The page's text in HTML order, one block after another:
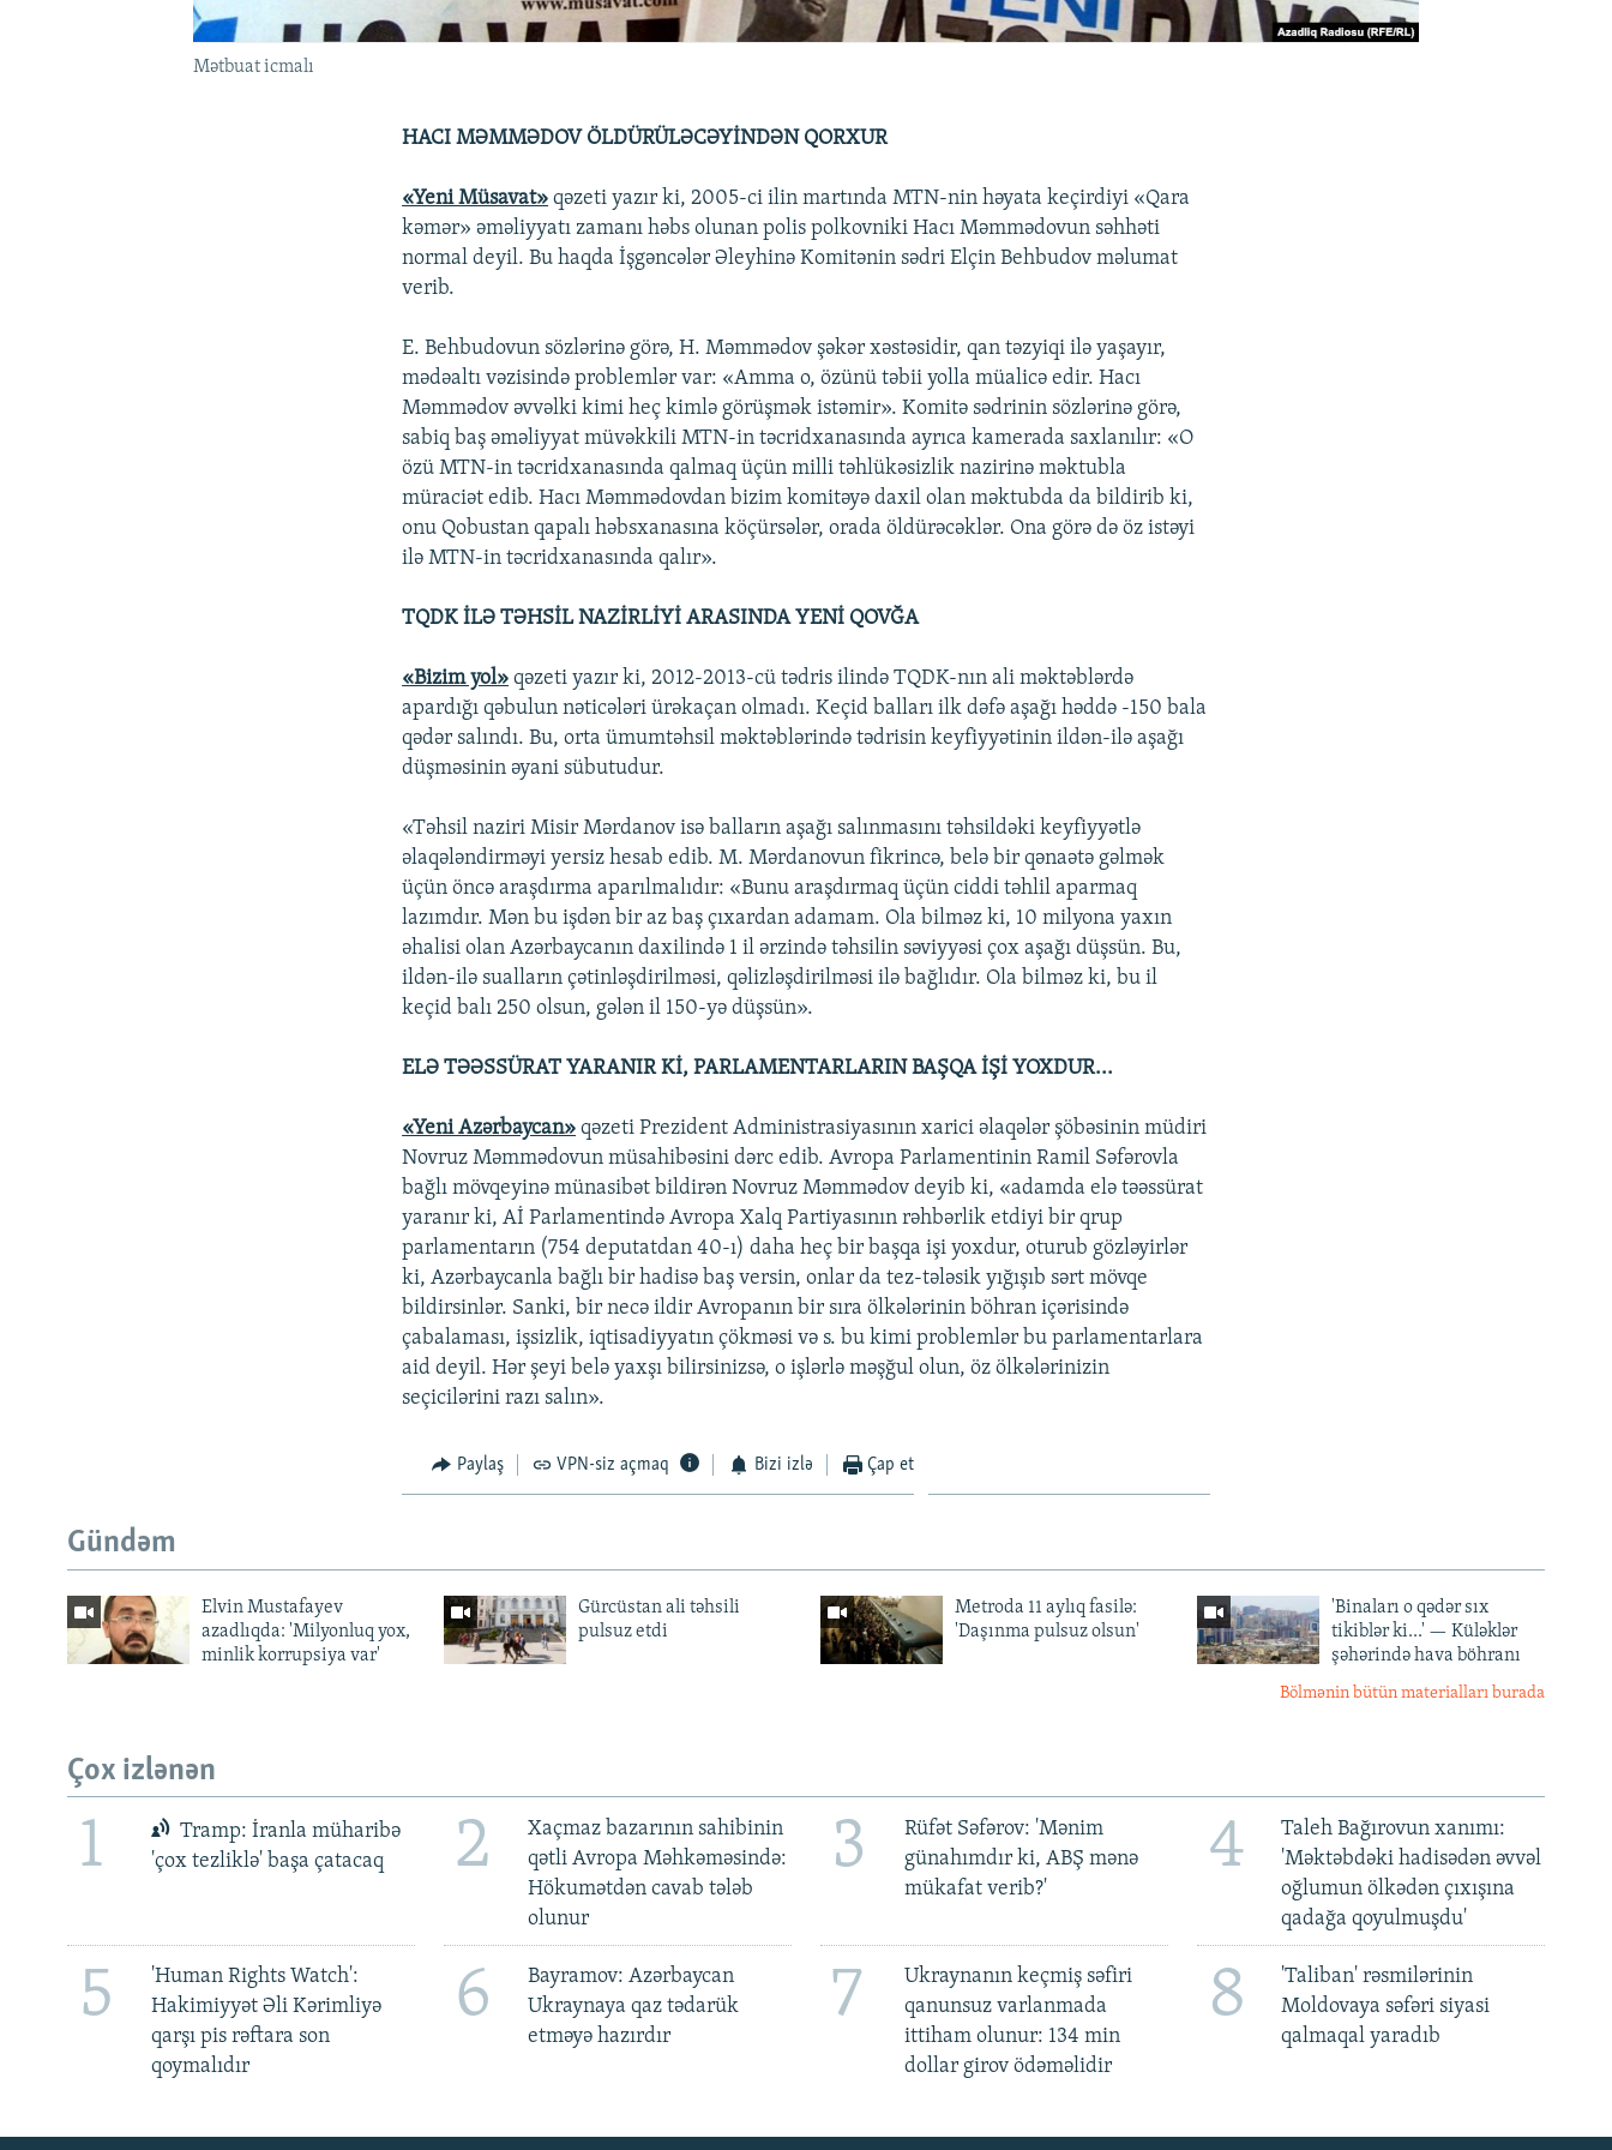
Mətbuat icmalı
HACI MƏMMƏDOV ÖLDÜRÜLƏCƏYİNDƏN QORXUR
«Yeni Müsavat» qəzeti yazır ki, 2005-ci ilin martında MTN-nin həyata keçirdiyi «Qara
kəmər» əməliyyatı zamanı həbs olunan polis polkovniki Hacı Məmmədovun səhhəti
normal deyil. Bu haqda İşgəncələr Əleyhinə Komitənin sədri Elçin Behbudov məlumat
verib.
E. Behbudovun sözlərinə görə, H. Məmmədov şəkər xəstəsidir, qan təzyiqi ilə yaşayır,
mədəaltı vəzisində problemlər var: «Amma o, özünü təbii yolla müalicə edir. Hacı
Məmmədov əvvəlki kimi heç kimlə görüşmək istəmir». Komitə sədrinin sözlərinə görə,
sabiq baş əməliyyat müvəkkili MTN-in təcridxanasında ayrıca kamerada saxlanılır: «O
özü MTN-in təcridxanasında qalmaq üçün milli təhlükəsizlik nazirinə məktubla
müraciət edib. Hacı Məmmədovdan bizim komitəyə daxil olan məktubda da bildirib ki,
onu Qobustan qapalı həbsxanasına köçürsələr, orada öldürəcəklər. Ona görə də öz istəyi
ilə MTN-in təcridxanasında qalır».
TQDK İLƏ TƏHSİL NAZİRLİYİ ARASINDA YENİ QOVĞA
«Bizim yol» qəzeti yazır ki, 2012-2013-cü tədris ilində TQDK-nın ali məktəblərdə
apardığı qəbulun nəticələri ürəkaçan olmadı. Keçid balları ilk dəfə aşağı həddə -150 bala
qədər salındı. Bu, orta ümumtəhsil məktəblərində tədrisin keyfiyyətinin ildən-ilə aşağı
düşməsinin əyani sübutudur.
«Təhsil naziri Misir Mərdanov isə balların aşağı salınmasını təhsildəki keyfiyyətlə
əlaqələndirməyi yersiz hesab edib. M. Mərdanovun fikrincə, belə bir qənaətə gəlmək
üçün öncə araşdırma aparılmalıdır: «Bunu araşdırmaq üçün ciddi təhlil aparmaq
lazımdır. Mən bu işdən bir az baş çıxardan adamam. Ola bilməz ki, 10 milyona yaxın
əhalisi olan Azərbaycanın daxilində 1 il ərzində təhsilin səviyyəsi çox aşağı düşsün. Bu,
ildən-ilə sualların çətinləşdirilməsi, qəlizləşdirilməsi ilə bağlıdır. Ola bilməz ki, bu il
keçid balı 250 olsun, gələn il 150-yə düşsün».
ELƏ TƏƏSSÜRAT YARANIR Kİ, PARLAMENTARLARIN BAŞQA İŞİ YOXDUR...
«Yeni Azərbaycan» qəzeti Prezident Administrasiyasının xarici əlaqələr şöbəsinin müdiri
Novruz Məmmədovun müsahibəsini dərc edib. Avropa Parlamentinin Ramil Səfərovla
bağlı mövqeyinə münasibət bildirən Novruz Məmmədov deyib ki, «adamda elə təəssürat
yaranır ki, Aİ Parlamentində Avropa Xalq Partiyasının rəhbərlik etdiyi bir qrup
parlamentarın (754 deputatdan 40-ı) daha heç bir başqa işi yoxdur, oturub gözləyirlər
ki, Azərbaycanla bağlı bir hadisə baş versin, onlar da tez-tələsik yığışıb sərt mövqe
bildirsinlər. Sanki, bir necə ildir Avropanın bir sıra ölkələrinin böhran içərisində
çabalaması, işsizlik, iqtisadiyyatın çökməsi və s. bu kimi problemlər bu parlamentarlara
aid deyil. Hər şeyi belə yaxşı bilirsinizsə, o işlərlə məşğul olun, öz ölkələrinizin
seçicilərini razı salın».
Paylaş VPN-siz açmaq Bizi izlə Çap et
Gündəm
Elvin Mustafayev
azadlıqda: 'Milyonluq yox,
minlik korrupsiya var'
Gürcüstan ali təhsili
pulsuz etdi
Metroda 11 aylıq fasilə:
'Daşınma pulsuz olsun'
'Binaları o qədər sıx
tikiblər ki...' — Küləklər
şəhərində hava böhranı
Bölmənin bütün materialları burada
Çox izlənən
1
Tramp: İranla müharibə
'çox tezliklə' başa çatacaq
2
Xaçmaz bazarının sahibinin
qətli Avropa Məhkəməsində:
Hökumətdən cavab tələb
olunur
3
Rüfət Səfərov: 'Mənim
günahımdır ki, ABŞ mənə
mükafat verib?'
4
Taleh Bağırovun xanımı:
'Məktəbdəki hadisədən əvvəl
oğlumun ölkədən çıxışına
qadağa qoyulmuşdu'
5
'Human Rights Watch':
Hakimiyyət Əli Kərimliyə
qarşı pis rəftara son
qoymalıdır
6
Bayramov: Azərbaycan
Ukraynaya qaz tədarük
etməyə hazırdır
7
Ukraynanın keçmiş səfiri
qanunsuz varlanmada
ittiham olunur: 134 min
dollar girov ödəməlidir
8
'Taliban' rəsmilərinin
Moldovaya səfəri siyasi
qalmaqal yaradıb